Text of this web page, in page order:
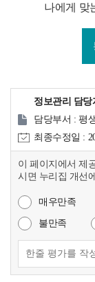
나에게 맞
정보관리 담당
담당부서 : 평
최종수정일 :
이 페이지에서 제
시면 누리집 개선
매우만족
불만족